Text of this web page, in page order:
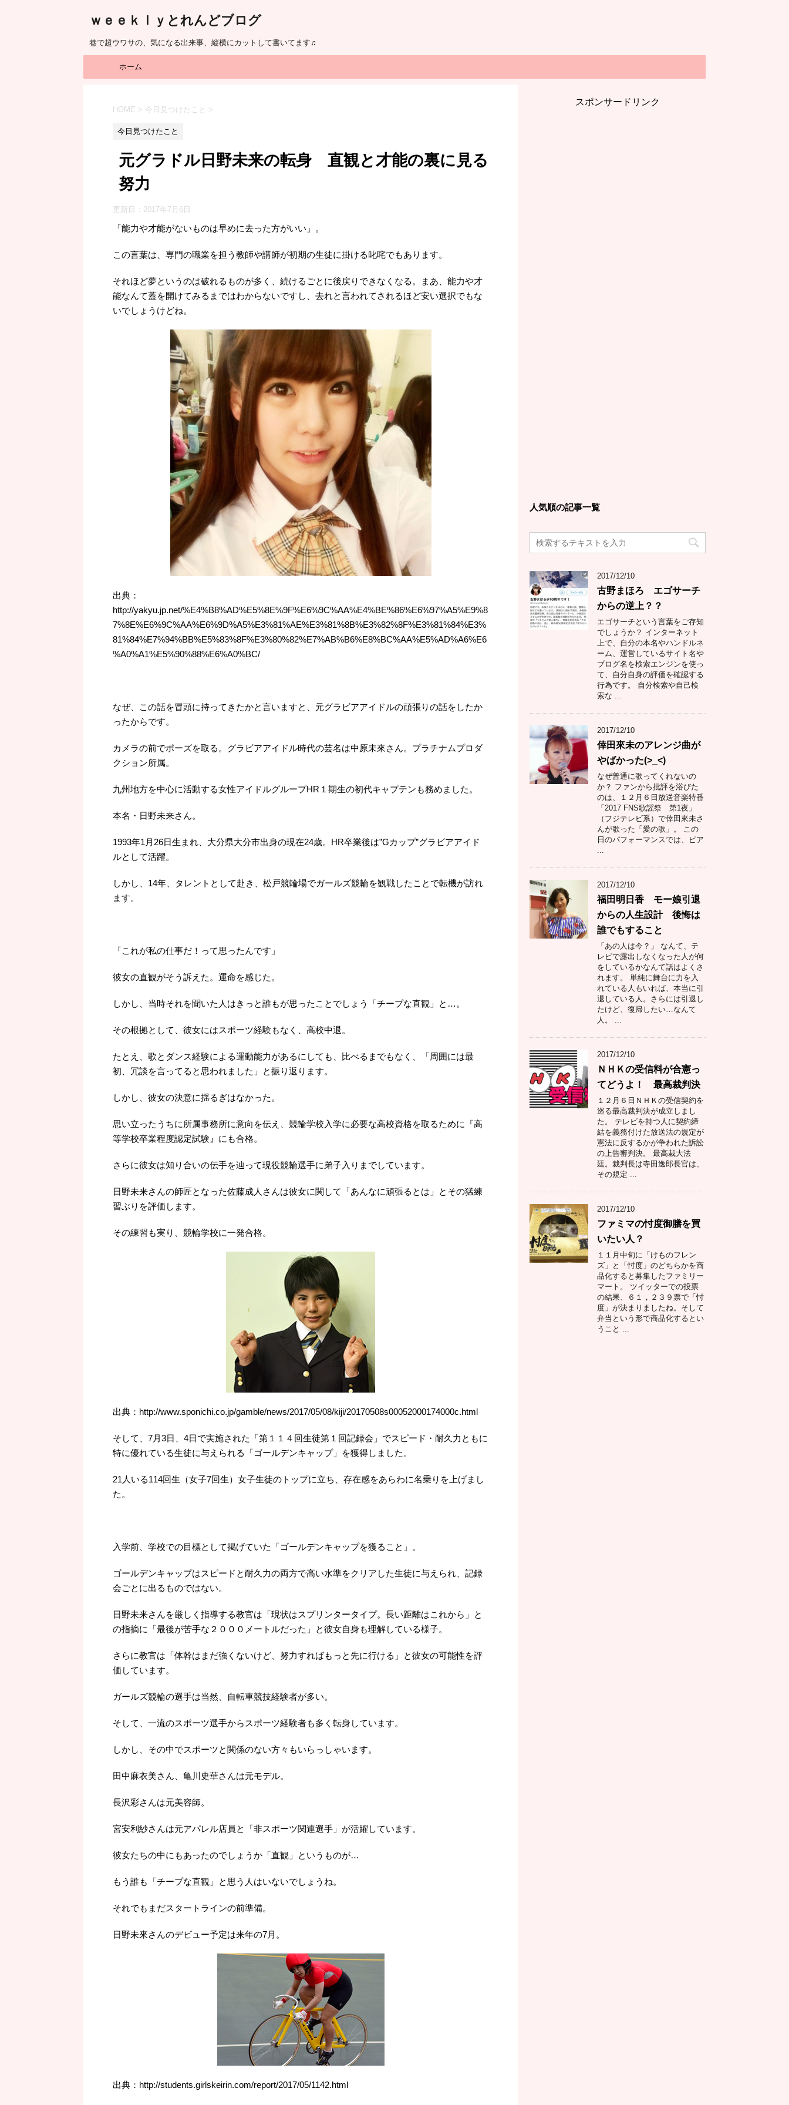
ｗｅｅｋｌｙとれんどブログ
巷で超ウワサの、気になる出来事、縦横にカットして書いてます♫
ホーム
HOME > 今日見つけたこと >
今日見つけたこと
元グラドル日野未来の転身 直観と才能の裏に見る
努力
更新日： 2017年7月6日
「能力や才能がないものは早めに去った方がいい」。
この言葉は、専門の職業を担う教師や講師が初期の生徒に掛ける叱咤でもあります。
それほど夢というのは破れるものが多く、続けるごとに後戻りできなくなる。まあ、能力や才
能なんて蓋を開けてみるまではわからないですし、去れと言われてされるほど安い選択でもな
いでしょうけどね。
出典：
http://yakyu.jp.net/%E4%B8%AD%E5%8E%9F%E6%9C%AA%E4%BE%86%E6%97%A5%E9%8
7%8E%E6%9C%AA%E6%9D%A5%E3%81%AE%E3%81%8B%E3%82%8F%E3%81%84%E3%
81%84%E7%94%BB%E5%83%8F%E3%80%82%E7%AB%B6%E8%BC%AA%E5%AD%A6%E6
%A0%A1%E5%90%88%E6%A0%BC/
なぜ、この話を冒頭に持ってきたかと言いますと、元グラビアアイドルの頑張りの話をしたか
ったからです。
カメラの前でポーズを取る。グラビアアイドル時代の芸名は中原未來さん。プラチナムプロダ
クション所属。
九州地方を中心に活動する女性アイドルグループHR１期生の初代キャプテンも務めました。
本名・日野未来さん。
1993年1月26日生まれ、大分県大分市出身の現在24歳。HR卒業後は”Gカップ”グラビアアイド
ルとして活躍。
しかし、14年、タレントとして赴き、松戸競輪場でガールズ競輪を観戦したことで転機が訪れ
ます。
「これが私の仕事だ！って思ったんです」
彼女の直観がそう訴えた。運命を感じた。
しかし、当時それを聞いた人はきっと誰もが思ったことでしょう「チープな直観」と…。
その根拠として、彼女にはスポーツ経験もなく、高校中退。
たとえ、歌とダンス経験による運動能力があるにしても、比べるまでもなく、「周囲には最
初、冗談を言ってると思われました」と振り返ります。
しかし、彼女の決意に揺るぎはなかった。
思い立ったうちに所属事務所に意向を伝え、競輪学校入学に必要な高校資格を取るために『高
等学校卒業程度認定試験』にも合格。
さらに彼女は知り合いの伝手を辿って現役競輪選手に弟子入りまでしています。
日野未来さんの師匠となった佐藤成人さんは彼女に関して「あんなに頑張るとは」とその猛練
習ぶりを評価します。
その練習も実り、競輪学校に一発合格。
出典：http://www.sponichi.co.jp/gamble/news/2017/05/08/kiji/20170508s00052000174000c.html
そして、7月3日、4日で実施された「第１１４回生徒第１回記録会」でスピード・耐久力ともに
特に優れている生徒に与えられる「ゴールデンキャップ」を獲得しました。
21人いる114回生（女子7回生）女子生徒のトップに立ち、存在感をあらわに名乗りを上げまし
た。
入学前、学校での目標として掲げていた「ゴールデンキャップを獲ること」。
ゴールデンキャップはスピードと耐久力の両方で高い水準をクリアした生徒に与えられ、記録
会ごとに出るものではない。
日野未来さんを厳しく指導する教官は「現状はスプリンタータイプ。長い距離はこれから」と
の指摘に「最後が苦手な２０００メートルだった」と彼女自身も理解している様子。
さらに教官は「体幹はまだ強くないけど、努力すればもっと先に行ける」と彼女の可能性を評
価しています。
ガールズ競輪の選手は当然、自転車競技経験者が多い。
そして、一流のスポーツ選手からスポーツ経験者も多く転身しています。
しかし、その中でスポーツと関係のない方々もいらっしゃいます。
田中麻衣美さん、亀川史華さんは元モデル。
長沢彩さんは元美容師。
宮安利紗さんは元アパレル店員と「非スポーツ関連選手」が活躍しています。
彼女たちの中にもあったのでしょうか「直観」というものが…
もう誰も「チープな直観」と思う人はいないでしょうね。
それでもまだスタートラインの前準備。
日野未來さんのデビュー予定は来年の7月。
出典：http://students.girlskeirin.com/report/2017/05/1142.html
スポンサードリンク
人気順の記事一覧
2017/12/10
古野まほろ エゴサーチ
からの逆上？？
エゴサーチという言葉をご存知
でしょうか？ インターネット
上で、自分の本名やハンドルネ
ーム、運営しているサイト名や
ブログ名を検索エンジンを使っ
て、自分自身の評価を確認する
行為です。 自分検索や自己検
索な ...
2017/12/10
倖田來未のアレンジ曲が
やばかった(>_<)
なぜ普通に歌ってくれないの
か？ ファンから批評を浴びた
のは、１２月６日放送音楽特番
「2017 FNS歌謡祭 第1夜」
（フジテレビ系）で倖田來未さ
んが歌った「愛の歌」。 この
日のパフォーマンスでは、ピア
...
2017/12/10
福田明日香 モー娘引退
からの人生設計 後悔は
誰でもすること
「あの人は今？」 なんて、テ
レビで露出しなくなった人が何
をしているかなんて話はよくさ
れます。 単純に舞台に力を入
れている人もいれば、本当に引
退している人。さらには引退し
たけど、復帰したい…なんて
人。 ...
2017/12/10
ＮＨＫの受信料が合憲っ
てどうよ！ 最高裁判決
１２月６日ＮＨＫの受信契約を
巡る最高裁判決が成立しまし
た。 テレビを持つ人に契約締
結を義務付けた放送法の規定が
憲法に反するかが争われた訴訟
の上告審判決。 最高裁大法
廷。裁判長は寺田逸郎長官は、
その規定 ...
2017/12/10
ファミマの忖度御膳を買
いたい人？
１１月中旬に「けものフレン
ズ」と「忖度」のどちらかを商
品化すると募集したファミリー
マート。 ツイッターでの投票
の結果、６１，２３９票で「忖
度」が決まりましたね。そして
弁当という形で商品化するとい
うこと ...